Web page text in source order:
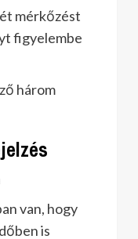
mérkőzést
figyelembe
három
van, hogy
is